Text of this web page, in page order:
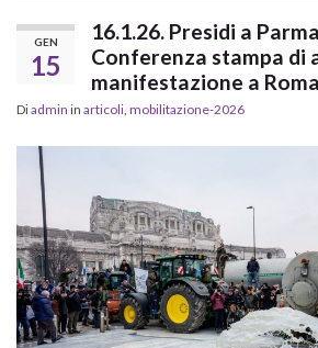
GEN
15
16.1.26. Presidi a
Conferenza stampa di
manifestazione a Roma
Diadmin in articoli, mobilitazione-2026